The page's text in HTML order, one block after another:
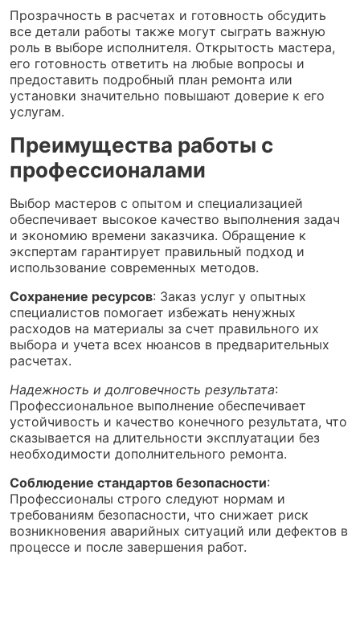
Прозрачность в расчетах и готовность обсудить
все детали работы также могут сыграть важную
роль в выборе исполнителя. Открытость мастера,
его готовность ответить на любые вопросы и
предоставить подробный план ремонта или
установки значительно повышают доверие к его
услугам.
Преимущества работы с
профессионалами
Выбор мастеров с опытом и специализацией
обеспечивает высокое качество выполнения задач
и экономию времени заказчика. Обращение к
экспертам гарантирует правильный подход и
использование современных методов.
Сохранение ресурсов: Заказ услуг у опытных
специалистов помогает избежать ненужных
расходов на материалы за счет правильного их
выбора и учета всех нюансов в предварительных
расчетах.
Надежность и долговечность результата:
Профессиональное выполнение обеспечивает
устойчивость и качество конечного результата, что
сказывается на длительности эксплуатации без
необходимости дополнительного ремонта.
Соблюдение стандартов безопасности:
Профессионалы строго следуют нормам и
требованиям безопасности, что снижает риск
возникновения аварийных ситуаций или дефектов в
процессе и после завершения работ.